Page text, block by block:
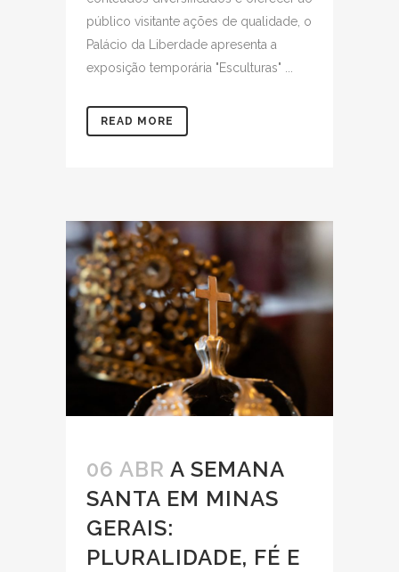
público visitante ações de qualidade, o
Palácio da Liberdade apresenta a
exposição temporária "Esculturas" ...
READ MORE
06 ABR A SEMANA
SANTA EM MINAS
GERAIS:
PLURALIDADE, FÉ E